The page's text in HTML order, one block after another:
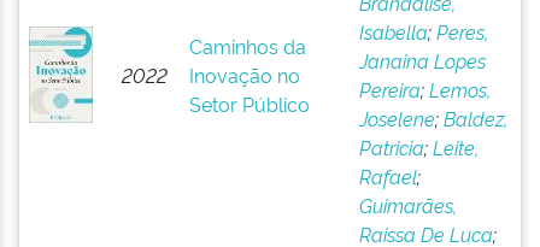
2022
Caminhos da
Inovação no
Setor Público
Isabella;Peres,
Janaina Lopes
Pereira;Lemos,
Joselene;Baldez,
Patricia;Leite,
Rafael;
Guimarães,
Raissa De Luca;